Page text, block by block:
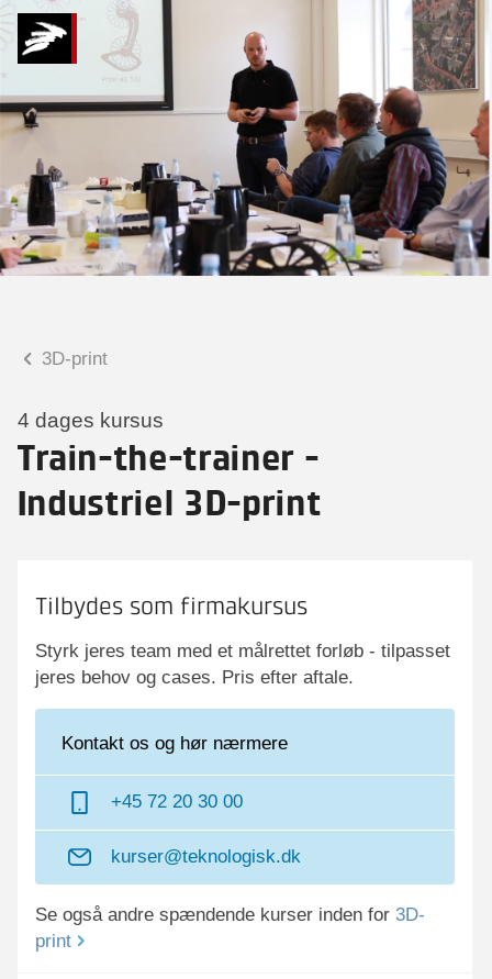
3D-print
4 dages kursus
Train-the-trainer -
Industriel 3D-print
Tilbydes som firmakursus
Styrk jeres team med et målrettet forløb - tilpasset
jeres behov og cases. Pris efter aftale.
Kontakt os og hør nærmere
+45 72 20 30 00
kurser@teknologisk.dk
Se også andre spændende kurser inden for 3D-
print
Praktiske spørgsmål
Spørgsmål til tilmelding, forplejning,
afholdelsessted m.m.
Hvad kan vi hjælpe
dig med?